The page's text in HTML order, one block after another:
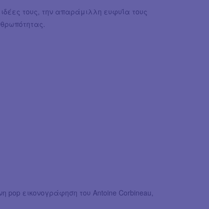
τους, την απαράμιλλη ευφυΐα τους
pop εικονογράφηση του Antoine Corbineau,